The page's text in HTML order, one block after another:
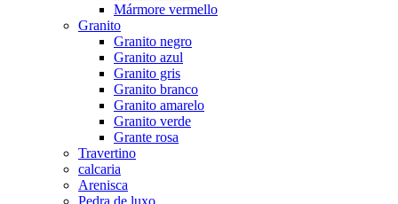
Mármore vermello
Granito
Granito negro
Granito azul
Granito gris
Granito branco
Granito amarelo
Granito verde
Grante rosa
Travertino
calcaria
Arenisca
Pedra de luxo